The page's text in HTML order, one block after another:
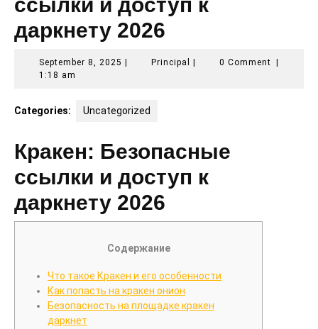
даркнету 2026
September 8, 2025 SeptemberPrincipal Principal0 Comment
1:18 am
Categories: Uncategorized
Кракен: Безопасные
ссылки и доступ к
даркнету 2026
Содержание
Что такое Кракен и его особенности
Как попасть на кракен онион
Безопасность на площадке кракен
даркнет